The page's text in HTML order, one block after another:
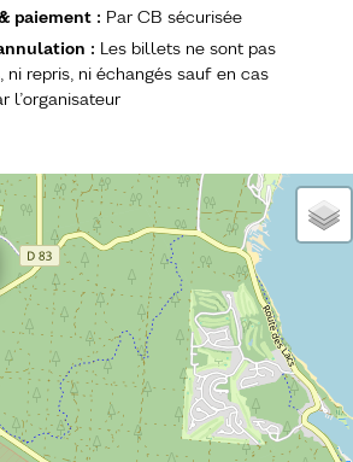
paiement : Par CB sécurisée
: Les billets ne sont pas
ni repris, ni échangés sauf en cas
l’organisateur